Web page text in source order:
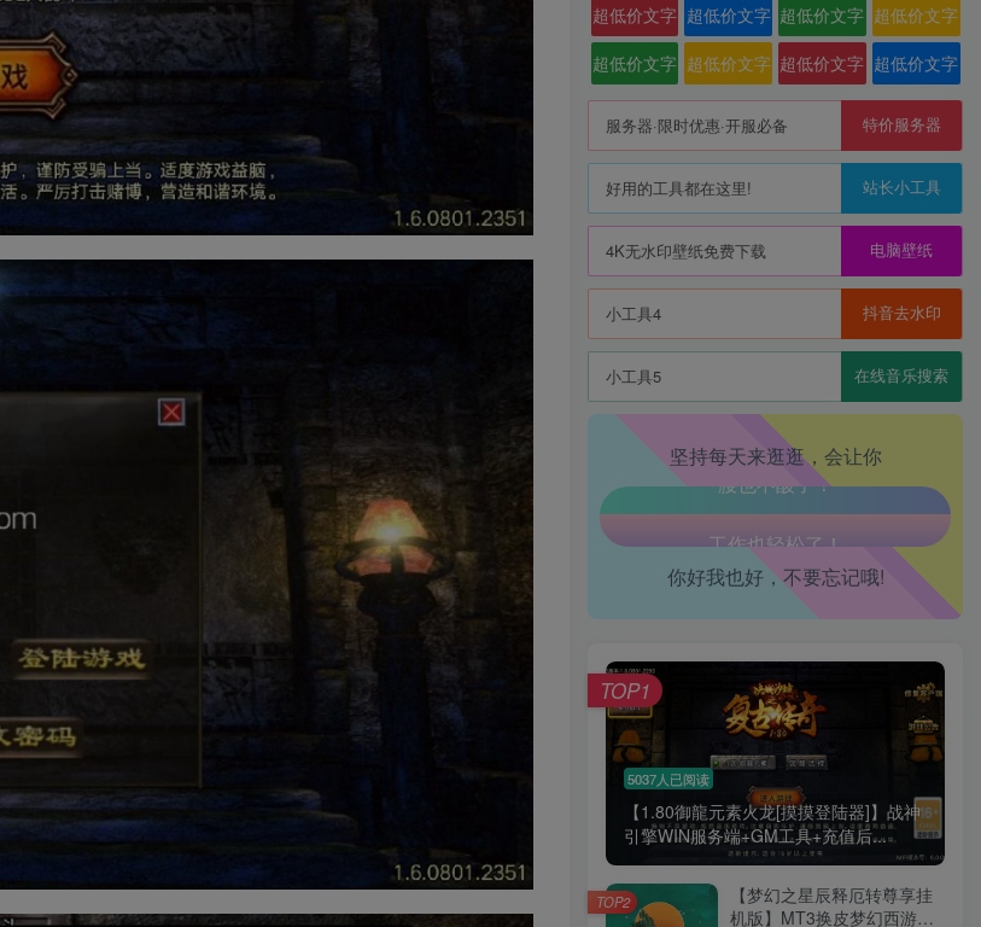
超低价文字
广告位
超低价文字
广告位
超低价文字
广告位
超低价文字
广告位
超低价文字
广告位
超低价文字
广告位
超低价文字
广告位
超低价文字
广告位
服务器·限时优惠·开服必备 特价服务器
好用的工具都在这里! 站长小工具
4K无水印壁纸免费下载 电脑壁纸
小工具4 抖音去水印
小工具5 在线音乐搜索
坚持每天来逛逛，会让你
生活也美好了！
心情也舒畅了！
走路也有劲了！
腰也不酸了！
工作也轻松了！
你好我也好，不要忘记哦!
5037人已阅读
【1.80御龍元素火龙[摸摸登陆器]】战神
引擎WIN服务端+GM工具+充值后...
TOP1
【梦幻之星辰释厄转尊享挂
机版】MT3换皮梦幻西游
TOP2